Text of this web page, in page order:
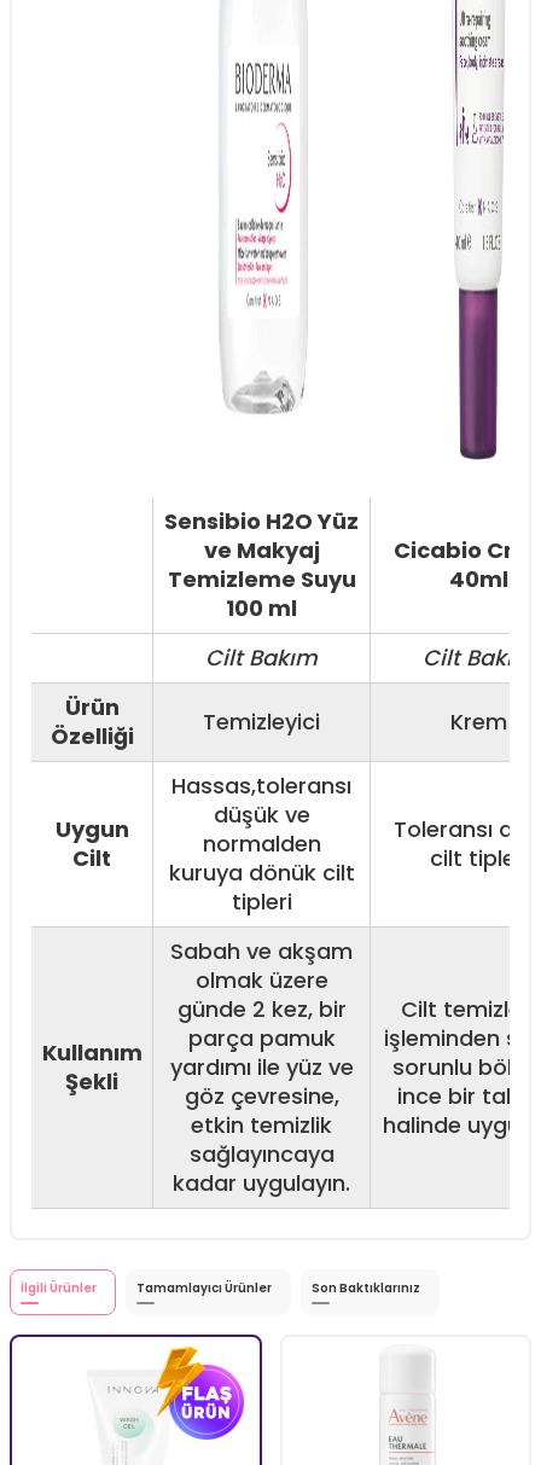
Sensibio H2O Yüz
ve Makyaj
Temizleme Suyu
100 ml
Cicabio
40ml
Cilt Bakım
Cilt Bakım
Ürün
Özelliği
Temizleyici Krem
Uygun
Cilt
Hassas,toleransı
düşük ve
normalden
kuruya dönük cilt
tipleri
Toleransı
cilt tipleri
Kullanım
Şekli
Sabah ve akşam
olmak üzere
günde 2 kez, bir
parça pamuk
yardımı ile yüz ve
göz çevresine,
etkin temizlik
sağlayıncaya
kadar uygulayın.
Cilt
işleminden
sorunlu
ince bir
halinde
İlgili Ürünler Tamamlayıcı Ürünler Son Baktıklarınız